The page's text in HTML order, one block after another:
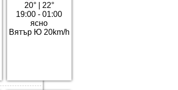
20°| 22°
19:00 - 01:00
ясно
Вятър Ю 20km/h